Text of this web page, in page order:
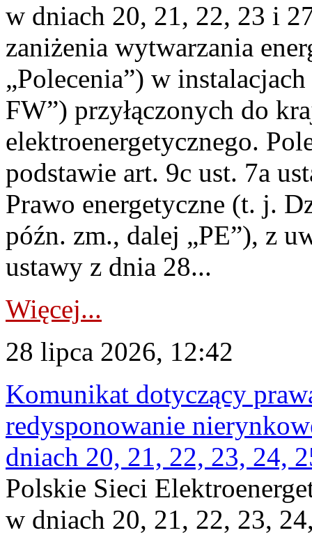
w dniach 20, 21, 22, 23 i
zaniżenia wytwarzania
„Polecenia”) w
FW”) przyłączonych do
elektroenergetycznego.
podstawie art. 9c ust. 7a
Prawo energetyczne (t. j.
późn. zm., dalej „PE”), z
ustawy z dnia 28...
Więcej...
28 lipca 2026, 12:42
Komunikat dotyczący
redysponowanie
dniach 20, 21, 22, 23, 24,
Polskie Sieci
w dniach 20, 21, 22, 23,